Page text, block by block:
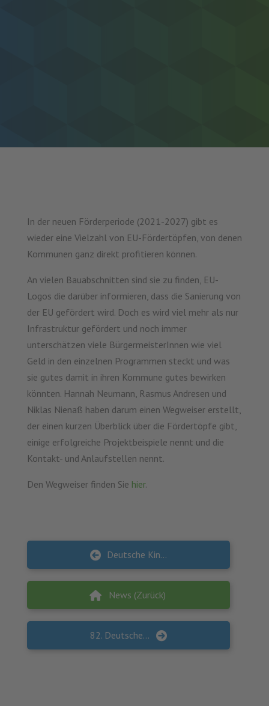
In der neuen Förderperiode (2021-2027) gibt es
wieder eine Vielzahl von EU-Fördertöpfen, von denen
Kommunen ganz direkt profitieren können.
An vielen Bauabschnitten sind sie zu finden, EU-
Logos die darüber informieren, dass die Sanierung von
der EU gefördert wird. Doch es wird viel mehr als nur
Infrastruktur gefördert und noch immer
unterschätzen viele BürgermeisterInnen wie viel
Geld in den einzelnen Programmen steckt und was
sie gutes damit in ihren Kommune gutes bewirken
könnten. Hannah Neumann, Rasmus Andresen und
Niklas Nienaß haben darum einen Wegweiser erstellt,
der einen kurzen Überblick über die Fördertöpfe gibt,
einige erfolgreiche Projektbeispiele nennt und die
Kontakt- und Anlaufstellen nennt.
Den Wegweiser finden Sie hier.
Deutsche Kinderhilfsstiftung e.V. belohnt gesellschaftliches Engagement
News (Zurück)
82. Deutscher Fürsorgetag